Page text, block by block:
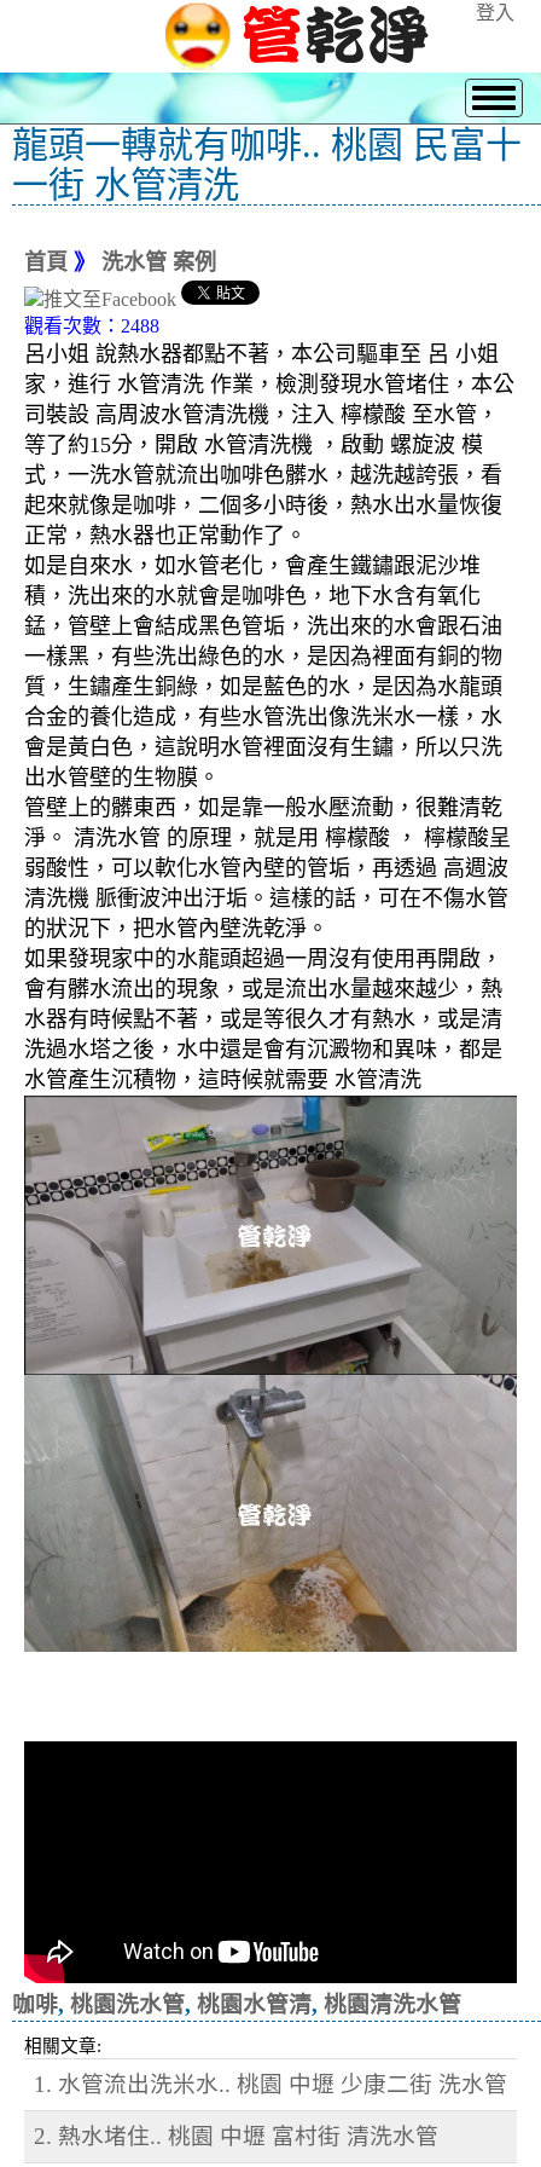
登入
龍頭一轉就有咖啡.. 桃園 民富十
一街 水管清洗
首頁 》 洗水管 案例
觀看次數：2488
呂小姐 說熱水器都點不著，本公司驅車至 呂 小姐
家，進行 水管清洗 作業，檢測發現水管堵住，本公
司裝設 高周波水管清洗機，注入 檸檬酸 至水管，
等了約15分，開啟 水管清洗機 ，啟動 螺旋波 模
式，一洗水管就流出咖啡色髒水，越洗越誇張，看
起來就像是咖啡，二個多小時後，熱水出水量恢復
正常，熱水器也正常動作了。
如是自來水，如水管老化，會產生鐵鏽跟泥沙堆
積，洗出來的水就會是咖啡色，地下水含有氧化
錳，管壁上會結成黑色管垢，洗出來的水會跟石油
一樣黑，有些洗出綠色的水，是因為裡面有銅的物
質，生鏽產生銅綠，如是藍色的水，是因為水龍頭
合金的養化造成，有些水管洗出像洗米水一樣，水
會是黃白色，這說明水管裡面沒有生鏽，所以只洗
出水管壁的生物膜。
管壁上的髒東西，如是靠一般水壓流動，很難清乾
淨。 清洗水管 的原理，就是用 檸檬酸 ， 檸檬酸呈
弱酸性，可以軟化水管內壁的管垢，再透過 高週波
清洗機 脈衝波沖出汙垢。這樣的話，可在不傷水管
的狀況下，把水管內壁洗乾淨。
如果發現家中的水龍頭超過一周沒有使用再開啟，
會有髒水流出的現象，或是流出水量越來越少，熱
水器有時候點不著，或是等很久才有熱水，或是清
洗過水塔之後，水中還是會有沉澱物和異味，都是
水管產生沉積物，這時候就需要 水管清洗
咖啡, 桃園洗水管, 桃園水管清, 桃園清洗水管
相關文章:
1. 水管流出洗米水.. 桃園 中壢 少康二街 洗水管
2. 熱水堵住.. 桃園 中壢 富村街 清洗水管